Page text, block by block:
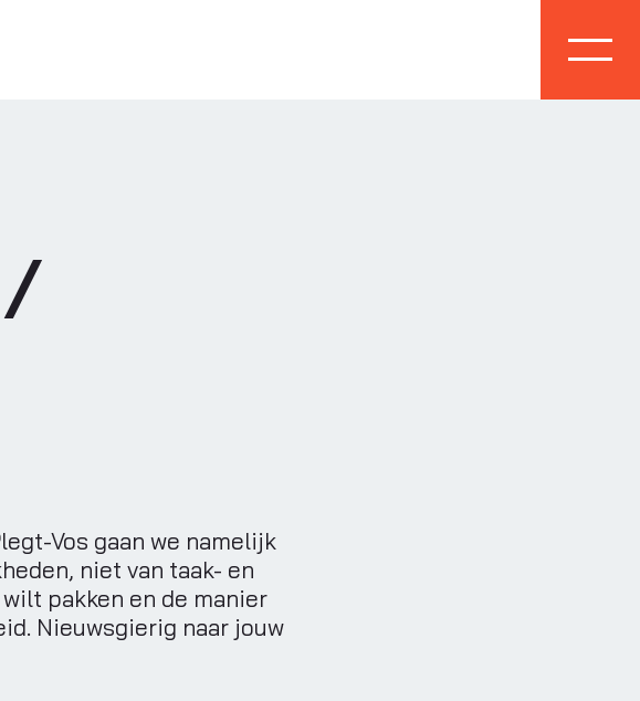
Vos gaan we namelijk
niet van taak- en
pakken en de manier
Nieuwsgierig naar jouw